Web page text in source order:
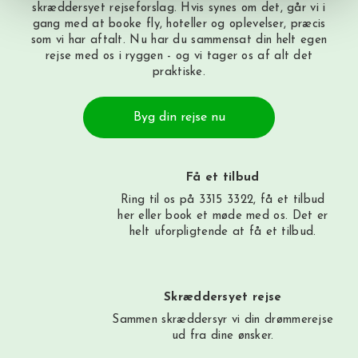
skræddersyet rejseforslag. Hvis synes om det, går vi i
gang med at booke fly, hoteller og oplevelser, præcis
som vi har aftalt. Nu har du sammensat din helt egen
rejse med os i ryggen - og vi tager os af alt det
praktiske.
Byg din rejse nu
Få et tilbud
Ring til os på 3315 3322, få et tilbud
her eller book et møde med os. Det er
helt uforpligtende at få et tilbud.
Skræddersyet rejse
Sammen skræddersyr vi din drømmerejse
ud fra dine ønsker.